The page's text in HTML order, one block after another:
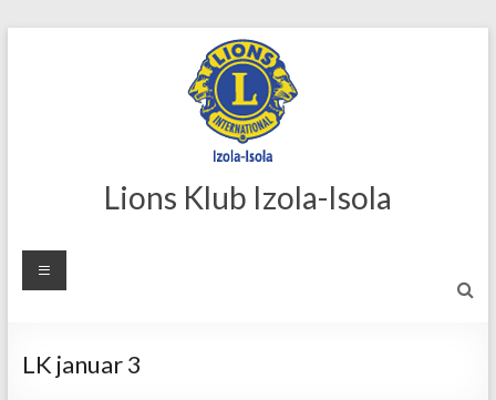
Lions Klub Izola-Isola
LK januar 3